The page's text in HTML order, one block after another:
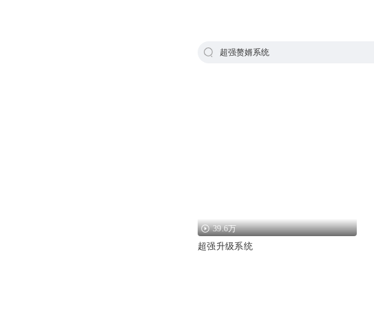
超强赘婿系统
39.6万
超强升级系统